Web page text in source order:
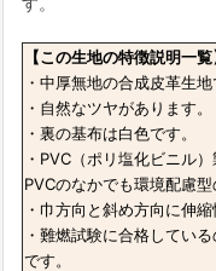
【この生地の特徴説明一覧
・中厚無地の合成皮革生地
・自然なツヤがあります。
・裏の基布は白色です。
・PVC（ポリ塩化ビニル
PVCのなかでも環境配慮
・巾方向と斜め方向に伸縮
・難燃試験に合格してい
です。